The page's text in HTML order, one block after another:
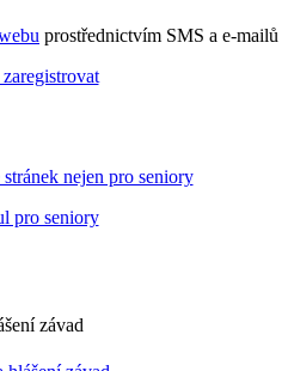
prostřednictvím SMS a e-mailů
nejen pro seniory